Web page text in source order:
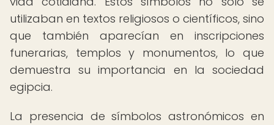
utilizaban en textos religiosos o científicos, sino
que también aparecían en inscripciones
funerarias, templos y monumentos, lo que
demuestra su importancia en la sociedad
egipcia.
La presencia de símbolos astronómicos en